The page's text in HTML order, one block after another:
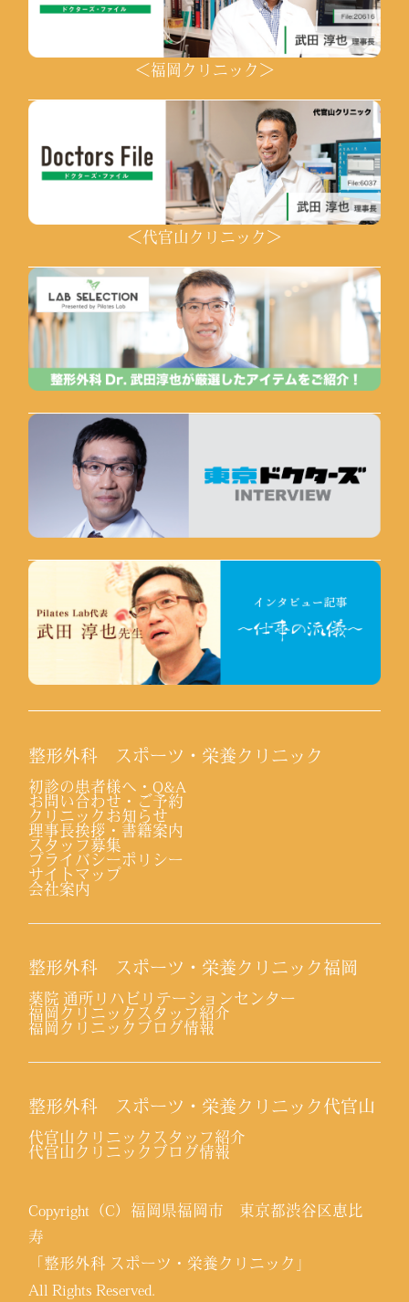
＜福岡クリニック＞
＜代官山クリニック＞
整形外科 スポーツ・栄養クリニック
初診の患者様へ・Q&A
お問い合わせ・ご予約
クリニックお知らせ
理事長挨拶・書籍案内
スタッフ募集
プライバシーポリシー
サイトマップ
会社案内
整形外科 スポーツ・栄養クリニック福岡
薬院 通所リハビリテーションセンター
福岡クリニックスタッフ紹介
福岡クリニックブログ情報
整形外科 スポーツ・栄養クリニック代官山
代官山クリニックスタッフ紹介
代官山クリニックブログ情報
Copyright（C）福岡県福岡市 東京都渋谷区恵比
寿
「整形外科 スポーツ・栄養クリニック」
All Rights Reserved.